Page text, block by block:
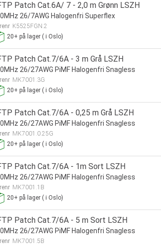
Patch Cat.6A/ 7 - 2,0 m Grønn LSZH
26/7AWG Halogenfri Superflex
K5525FGN.2
20+ på lager ( i Oslo)
Patch Cat.7/6A - 3 m Grå LSZH
26/27AWG PiMF Halogenfri Snagless
MK7001.3G
20+ på lager ( i Oslo)
Patch Cat.7/6A - 0,25 m Grå LSZH
26/27AWG PiMF Halogenfri Snagless
MK7001.0.25G
20+ på lager ( i Oslo)
Patch Cat.7/6A - 1m Sort LSZH
26/27AWG PiMF Halogenfri Snagless
MK7001.1B
20+ på lager ( i Oslo)
Patch Cat.7/6A - 5 m Sort LSZH
26/27AWG PiMF Halogenfri Snagless
MK7001.5B